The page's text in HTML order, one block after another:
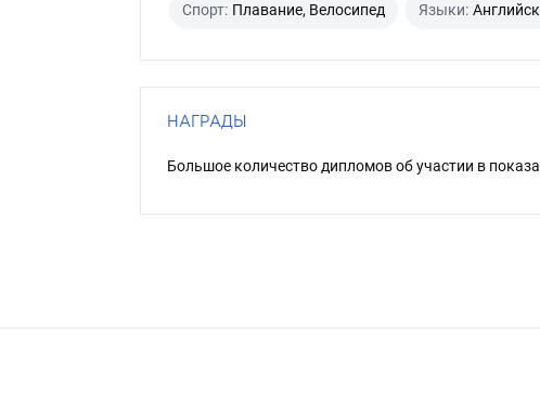
Спорт: Плавание, Велосипед Языки:
НАГРАДЫ
Большое количество дипломов об участии в